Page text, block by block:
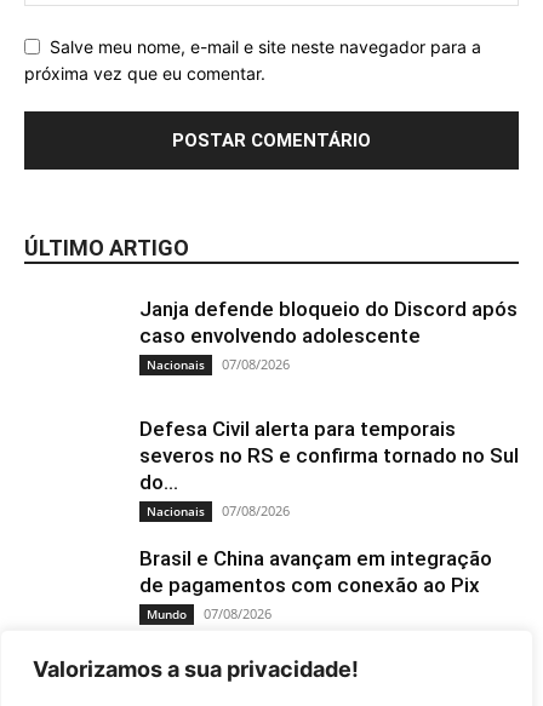
Valorizamos a sua privacidade!
Salve meu nome, e-mail e site neste navegador para a
próxima vez que eu comentar.
ÚLTIMO ARTIGO
Janja defende bloqueio do Discord após
caso envolvendo adolescente
Nacionais 07/08/2026
Defesa Civil alerta para temporais
severos no RS e confirma tornado no Sul
do...
Nacionais 07/08/2026
Brasil e China avançam em integração
de pagamentos com conexão ao Pix
Mundo 07/08/2026